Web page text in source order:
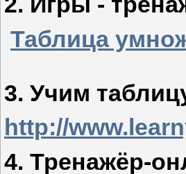
Таблица
3. Учим
http://
4. Тренажёр-